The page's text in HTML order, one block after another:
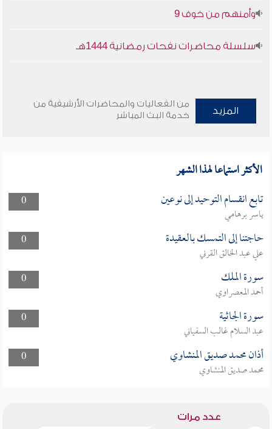
وأمنهم من خوف 9
سلسلة محاضرات نفحات رمضانية 1444هـ
المزيد
من الفعاليات والمحاضرات الأرشيفية من
خدمة البث المباشر
الأكثر استماعا لهذا الشهر
0 تابع انقسام التوحيد إلى نوعين
ياسر برهامي
0
حاجتنا إلى التمسك بالعقيدة
علي عبد الخالق القرني
0
سورة الملك
أحمد المعصراوي
0
سورة الجاثية
عبد السلام غالب السفياني
0
أذان محمد صديق المنشاوي
محمد صديق المنشاوي
عدد مرات